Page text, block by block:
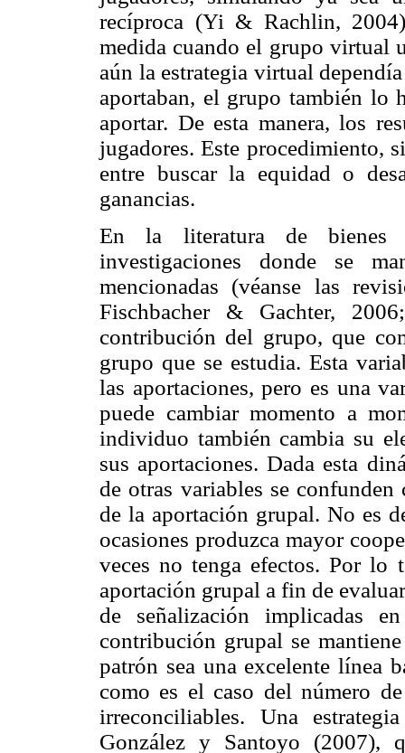
recíproca (Yi & Rachlin,
medida cuando el grupo virtual
aún la estrategia virtual
aportaban, el grupo también lo
aportar. De esta manera, los
jugadores. Este procedimiento,
entre buscar la equidad o
ganancias.
En la literatura de bienes
investigaciones donde se
mencionadas (véanse las
Fischbacher & Gachter,
contribución del grupo, que
grupo que se estudia. Esta
las aportaciones, pero es una
puede cambiar momento a
individuo también cambia su
sus aportaciones. Dada esta
de otras variables se
de la aportación grupal. No es
ocasiones produzca mayor
veces no tenga efectos. Por lo
aportación grupal a fin de
de señalización implicadas
contribución grupal se
patrón sea una excelente línea
como es el caso del número
irreconciliables. Una
González y Santoyo (2007),